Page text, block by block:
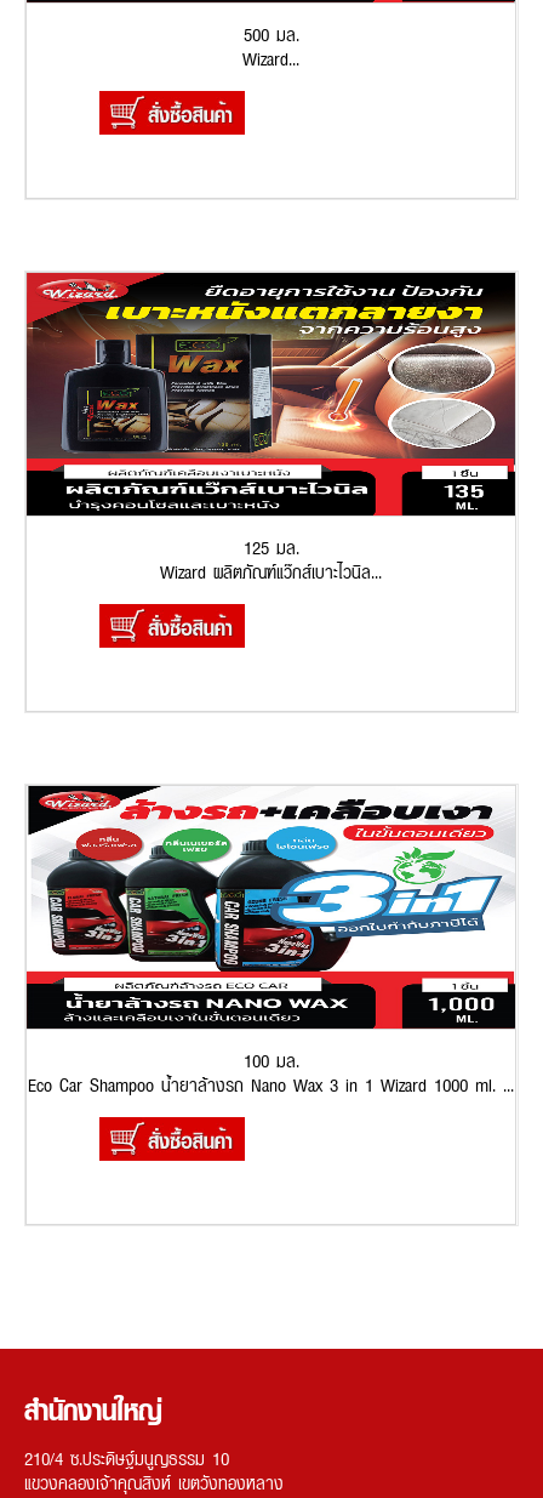
500 มล.
Wizard...
125 มล.
Wizard ผลิตภัณฑ์แว๊กส์เบาะไวนิล...
100 มล.
Eco Car Shampoo น้ำยาล้างรถ Nano Wax 3 in 1 Wizard 1000 ml. ...
สำนักงานใหญ่
210/4 ซ.ประดิษฐ์มนูญธรรม 10
แขวงคลองเจ้าคุณสิงห์ เขตวังทองหลาง